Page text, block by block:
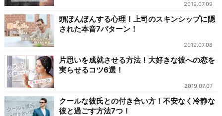
2019.07.09
頭ぽんぽんする心理！上司のスキンシップに隠
された本音7パターン！
2019.07.08
片思いを成就させる方法！大好きな彼への恋を
実らせるコツ6選！
2019.07.07
クールな彼氏との付き合い方！不安なく冷静な
彼と過ごす方法7つ！